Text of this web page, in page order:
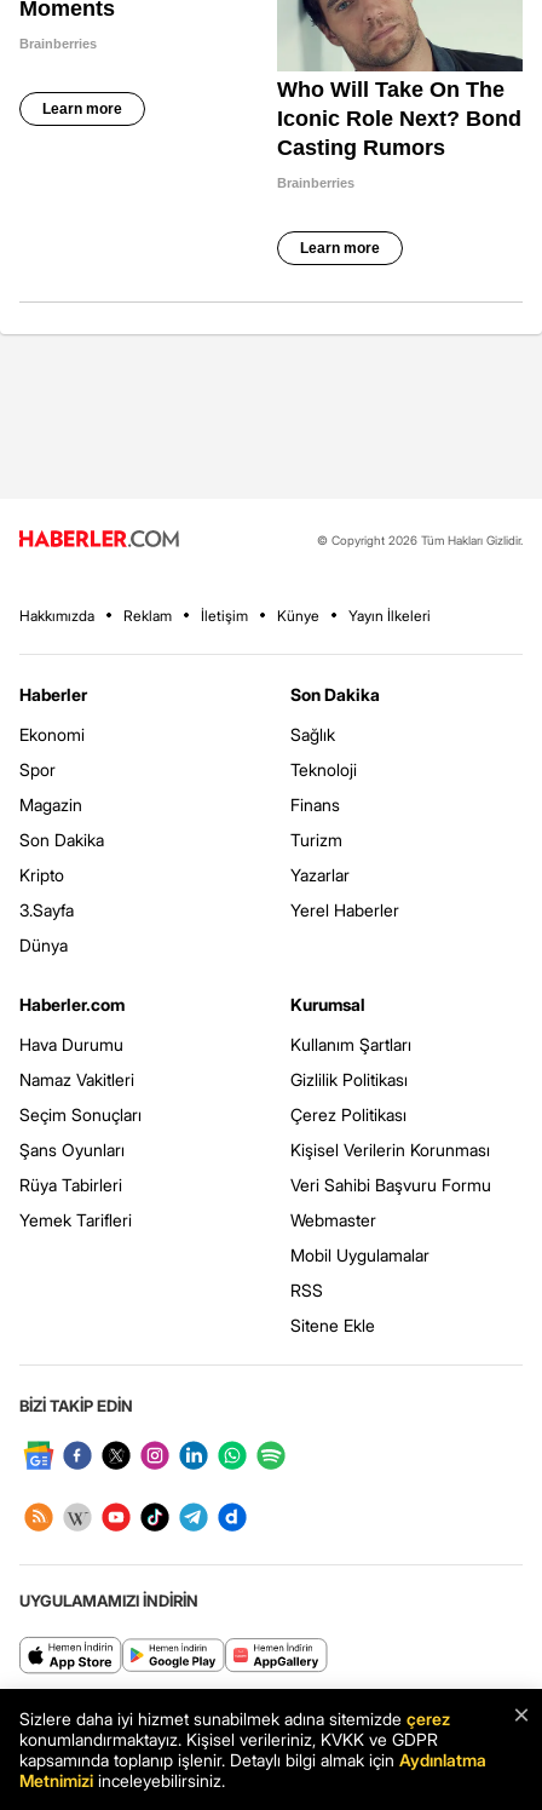
© Copyright 2026 Tüm Hakları Gizlidir.
Hakkımızda Reklam İletişim Künye Yayın İlkeleri
Haberler
Ekonomi
Spor
Magazin
Son Dakika
Kripto
3.Sayfa
Dünya
Son Dakika
Sağlık
Teknoloji
Finans
Turizm
Yazarlar
Yerel Haberler
Haberler.com
Hava Durumu
Namaz Vakitleri
Seçim Sonuçları
Şans Oyunları
Rüya Tabirleri
Yemek Tarifleri
Kurumsal
Kullanım Şartları
Gizlilik Politikası
Çerez Politikası
Kişisel Verilerin Korunması
Veri Sahibi Başvuru Formu
Webmaster
Mobil Uygulamalar
RSS
Sitene Ekle
BİZİ TAKİP EDİN
UYGULAMAMIZI İNDİRİN
Haberler.com: Türkiye’nin en kapsamlı haber sitesi. Son dakika haberleri
ve en güncel gelişmeler Haberler.com’da.
×
Sizlere daha iyi hizmet sunabilmek adına sitemizde çerez
konumlandırmaktayız. Kişisel verileriniz, KVKK ve GDPR
kapsamında toplanıp işlenir. Detaylı bilgi almak için Aydınlatma
Metnimizi inceleyebilirsiniz.